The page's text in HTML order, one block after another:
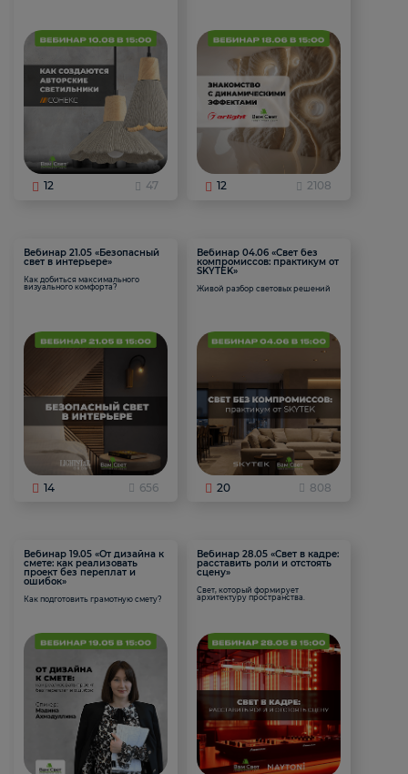
12 47 12 2108
Вебинар 21.05 «Безопасный
свет в интерьере»
Как добиться максимального
визуального комфорта?
14 656
Вебинар 04.06 «Свет без
компромиссов: практикум от
SKYTEK»
Живой разбор световых решений
20 808
Вебинар 19.05 «От дизайна к
смете: как реализовать
проект без переплат и
ошибок»
Как подготовить грамотную смету?
Вебинар 28.05 «Свет в кадре:
расставить роли и отстоять
сцену»
Свет, который формирует
архитектуру пространства.